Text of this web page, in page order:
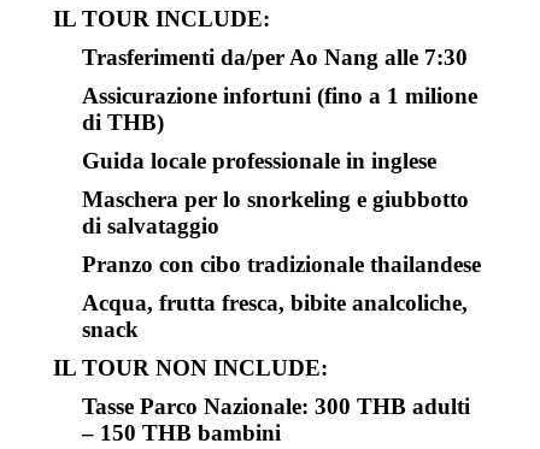
IL TOUR INCLUDE:
Trasferimenti da/per Ao Nang alle 7:30
Assicurazione infortuni (fino a 1 milione
di THB)
Guida locale professionale in inglese
Maschera per lo snorkeling e giubbotto
di salvataggio
Pranzo con cibo tradizionale thailandese
Acqua, frutta fresca, bibite analcoliche,
snack
IL TOUR NON INCLUDE:
Tasse Parco Nazionale: 300 THB adulti
– 150 THB bambini